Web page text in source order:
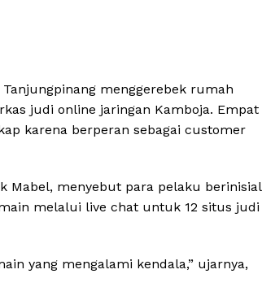
menggerebek rumah
judi online jaringan Kamboja. Empat
karena berperan sebagai customer
Mabel, menyebut para pelaku berinisial
melalui live chat untuk 12 situs judi
yang mengalami kendala,” ujarnya,